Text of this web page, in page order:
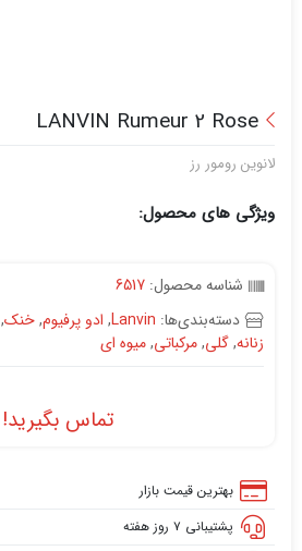
LANVIN Rumeur 2 Rose
لانوین رومور رز
ویژگی های محصول:
شناسه محصول: 6517
دسته‌بندی‌ها: Lanvin
, ادو پرفیوم,خنک,
زنانه,گلی,مرکباتی,میوه ای
تماس بگیرید!
بهترین قیمت بازار
پشتیبانی ۷ روز هفته